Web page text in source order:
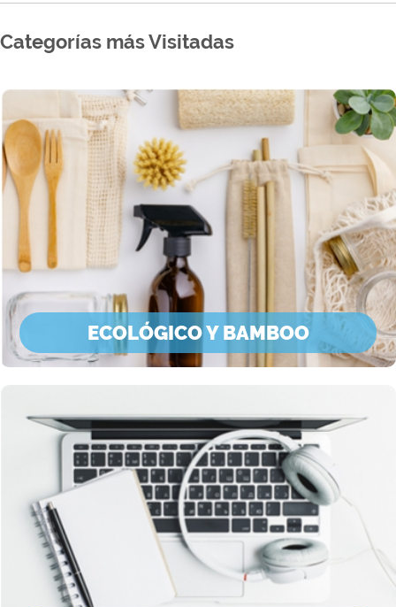
Categorías más Visitadas
ECOLÓGICO Y BAMBOO